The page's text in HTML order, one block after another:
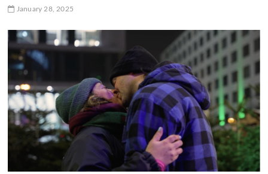
January 28, 2025